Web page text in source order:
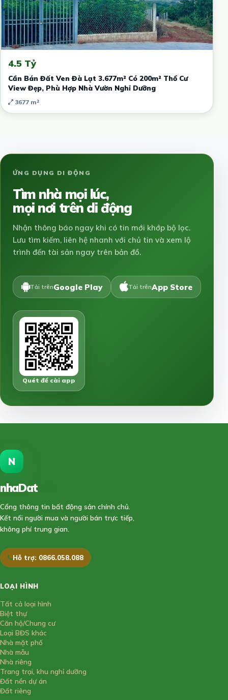
4.5 Tỷ
Cần Bán Đất Ven Đà Lạt 3.677m² Có 200m² Thổ Cư
View Đẹp, Phù Hợp Nhà Vườn Nghỉ Dưỡng
3677 m²
ỨNG DỤNG DI ĐỘNG
Tìm nhà mọi lúc,
mọi nơi trên di động
Nhận thông báo ngay khi có tin mới khớp bộ lọc.
Lưu tìm kiếm, liên hệ nhanh với chủ tin và xem lộ
trình đến tài sản ngay trên bản đồ.
Tải trênGoogle Play Tải trênApp Store
Quét để cài app
N
nhaDat
Cổng thông tin bất động sản chính chủ.
Kết nối người mua và người bán trực tiếp,
không phí trung gian.
Hỗ trợ: 0866.058.088
LOẠI HÌNH
Tất cả loại hình
Biệt thự
Căn hộ/Chung cư
Loại BĐS khác
Nhà mặt phố
Nhà mẫu
Nhà riêng
Trang trại, khu nghỉ dưỡng
Đất nền dự án
Đất riêng